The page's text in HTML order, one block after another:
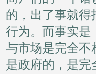
的，出了事就得
行为。而事实是
与市场是完全不
是政府的，是完